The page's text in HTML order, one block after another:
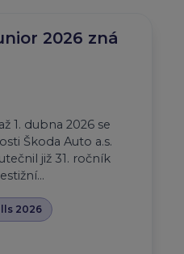
2026 zná
1. dubna 2026 se
Škoda Auto a.s.
již 31. ročník
2026